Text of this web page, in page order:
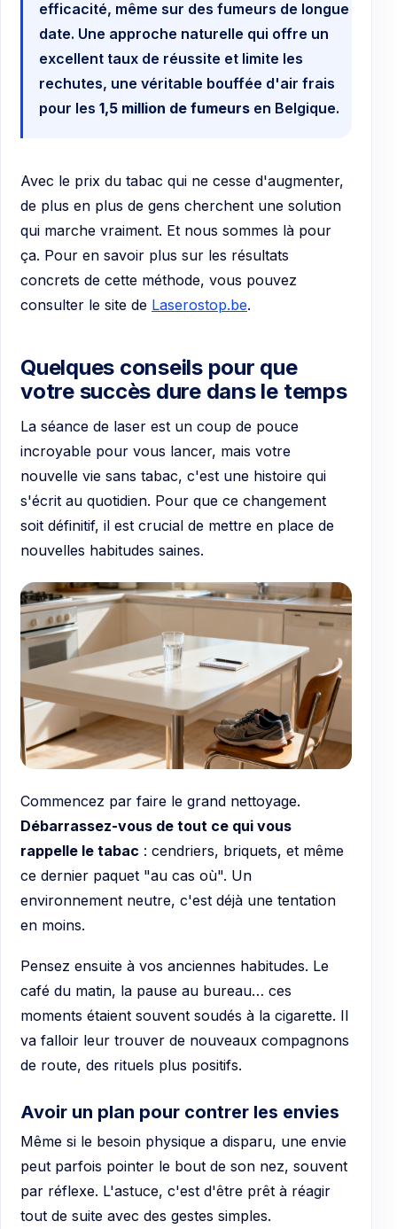
efficacité, même sur des fumeurs de longue
date. Une approche naturelle qui offre un
excellent taux de réussite et limite les
rechutes, une véritable bouffée d'air frais
pour les 1,5 million de fumeurs en Belgique.
Avec le prix du tabac qui ne cesse d'augmenter,
de plus en plus de gens cherchent une solution
qui marche vraiment. Et nous sommes là pour
ça. Pour en savoir plus sur les résultats
concrets de cette méthode, vous pouvez
consulter le site de Laserostop.be.
Quelques conseils pour que
votre succès dure dans le temps
La séance de laser est un coup de pouce
incroyable pour vous lancer, mais votre
nouvelle vie sans tabac, c'est une histoire qui
s'écrit au quotidien. Pour que ce changement
soit définitif, il est crucial de mettre en place de
nouvelles habitudes saines.
Commencez par faire le grand nettoyage.
Débarrassez-vous de tout ce qui vous
rappelle le tabac : cendriers, briquets, et même
ce dernier paquet "au cas où". Un
environnement neutre, c'est déjà une tentation
en moins.
Pensez ensuite à vos anciennes habitudes. Le
café du matin, la pause au bureau… ces
moments étaient souvent soudés à la cigarette. Il
va falloir leur trouver de nouveaux compagnons
de route, des rituels plus positifs.
Avoir un plan pour contrer les envies
Même si le besoin physique a disparu, une envie
peut parfois pointer le bout de son nez, souvent
par réflexe. L'astuce, c'est d'être prêt à réagir
tout de suite avec des gestes simples.